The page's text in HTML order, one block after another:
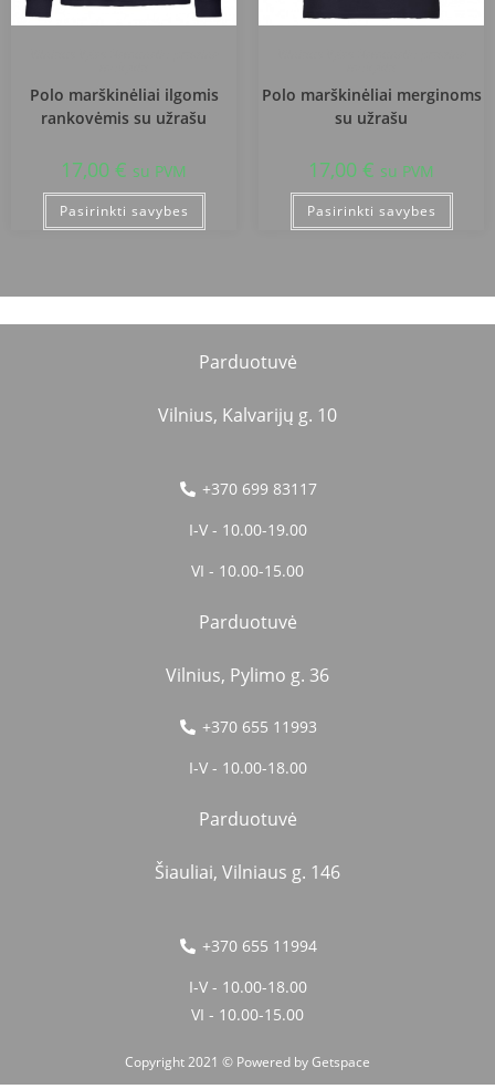
Polo marškinėliai ilgomis
rankovėmis su užrašu
17,00 € su PVM
Pasirinkti savybes
Polo marškinėliai merginoms
su užrašu
17,00 € su PVM
Pasirinkti savybes
Parduotuvė
Vilnius, Kalvarijų g. 10
+370 699 83117
I-V - 10.00-19.00
VI - 10.00-15.00
Parduotuvė
Vilnius, Pylimo g. 36
+370 655 11993
I-V - 10.00-18.00
Parduotuvė
Šiauliai, Vilniaus g. 146
+370 655 11994
I-V - 10.00-18.00
VI - 10.00-15.00
Copyright 2021 © Powered byGetspace